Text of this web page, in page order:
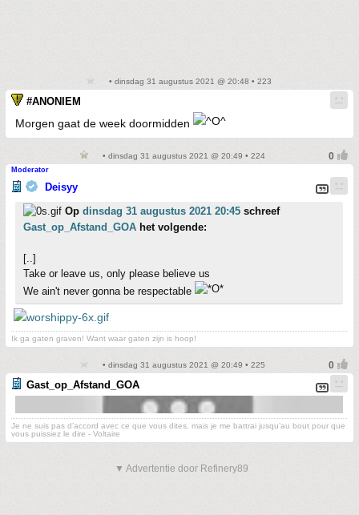
• dinsdag 31 augustus 2021 @ 20:48 • 223
#ANONIEM
Morgen gaat de week doormidden
• dinsdag 31 augustus 2021 @ 20:49 • 224
Moderator
Deisyy
Op dinsdag 31 augustus 2021 20:45 schreef
Gast_op_Afstand_GOA het volgende:
[..]
Take or leave us, only please believe us
We ain't never gonna be respectable
Ik ga gaten graven! Want waar gaten zijn is hoop!
• dinsdag 31 augustus 2021 @ 20:49 • 225
Gast_op_Afstand_GOA
Je ne suis pas d’accord avec ce que vous dites, mais je me battrai jusqu’au bout pour que
vous puissiez le dire - Voltaire
▼ Advertentie door Refinery89